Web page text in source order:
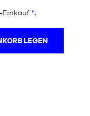
Einkauf *.
LEGEN